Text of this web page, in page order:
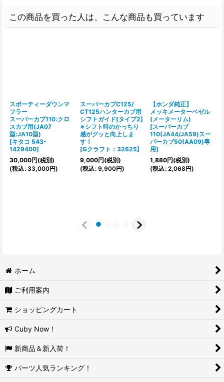
この商品を買った人は、こんな商品も買っています
スポーティーダウンマ
フラー
スーパーカブ110:クロ
スカブ用(JA07
型:JA10型)
[キタコ 543-
1429400]
30,000円(税別)
(税込: 33,000円)
スーパーカブC125/
CT125ハンターカブ用
シフトガイド[タイプ2]
※シフト時のかっちり
感がグッと向上しま
す！
[Gクラフト：32625]
9,000円(税別)
(税込: 9,900円)
【ホンダ純正】
メッキメーターベゼル
(メーターリム)
[スーパーカブ
110(JA44/JA59)スー
パーカブ50(AA09)専
用]
1,880円(税別)
(税込: 2,068円)
ホーム
ご利用案内
ショッピングカート
Cuby Now！
新商品＆新入荷！
パーツ人気ランキング！